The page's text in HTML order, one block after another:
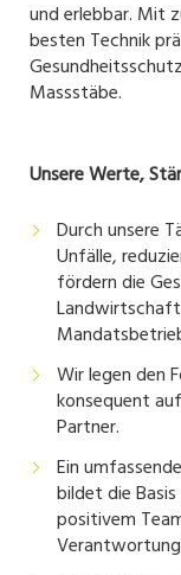
und erlebbar. Mit
besten Technik
Massstäbe.
Unsere Werte,
Durch unsere
Unfälle,
fördern die
Wir legen den
konsequent
Partner.
Ein
bildet die
positivem